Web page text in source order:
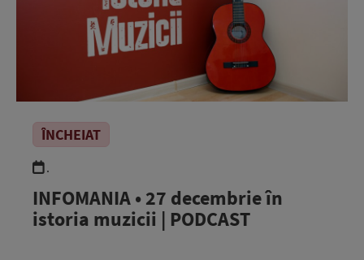
ÎNCHEIAT
.
INFOMANIA • 27 decembrie în
istoria muzicii | PODCAST